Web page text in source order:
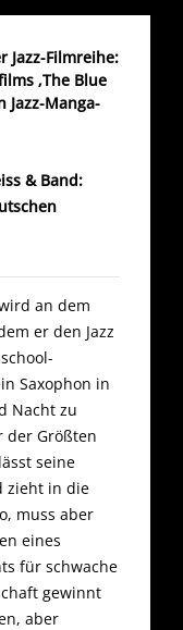
Jazz-Filmreihe:
‚The Blue
Jazz-Manga-
& Band:
an dem
er den Jazz
Saxophon in
Nacht zu
der Größten
seine
zieht in die
muss aber
eines
für schwache
gewinnt
aber